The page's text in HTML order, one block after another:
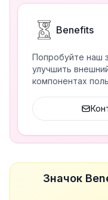
Benefits
Попробуйте наш
улучшить
компонентах
Значок